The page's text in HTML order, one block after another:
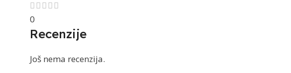
0
Recenzije
Još nema recenzija.